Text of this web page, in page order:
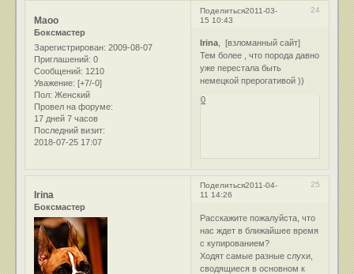
Поделиться 24
2011-03-
15 10:43
Маоо
Боксмастер
Зарегистрирован: 2009-08-07
Приглашений: 0
Сообщений: 1210
Уважение: [+7/-0]
Пол: Женский
Провел на форуме:
17 дней 7 часов
Последний визит:
2018-07-25 17:07
Irina, [взломанный сайт]
Тем более , что порода давно
уже перестала быть
немецкой прерогативой ))
0
Поделиться 25
2011-04-
11 14:26
Irina
Боксмастер
Расскажите пожалуйста, что
нас ждет в ближайшее время
с купированием?
Ходят самые разные слухи,
сводящиеся в основном к